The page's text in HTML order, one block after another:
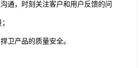
通，时刻关注客户和用户反馈的问
卫产品的质量安全。